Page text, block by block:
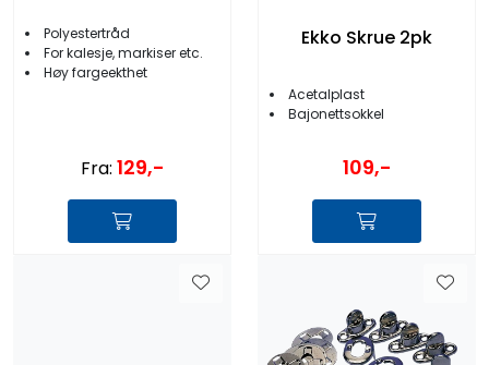
Polyestertråd
For kalesje, markiser etc.
Høy fargeekthet
Fra: 129,-
Ekko Skrue 2pk
Acetalplast
Bajonettsokkel
109,-